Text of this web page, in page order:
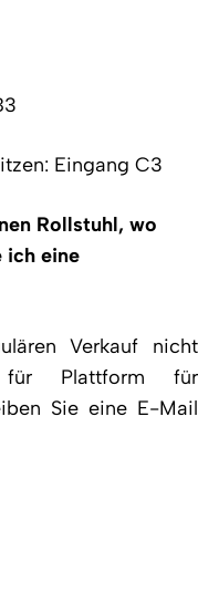
Eingang C3
Rollstuhl, wo
ich eine
Verkauf nicht
Plattform für
Sie eine E-Mail